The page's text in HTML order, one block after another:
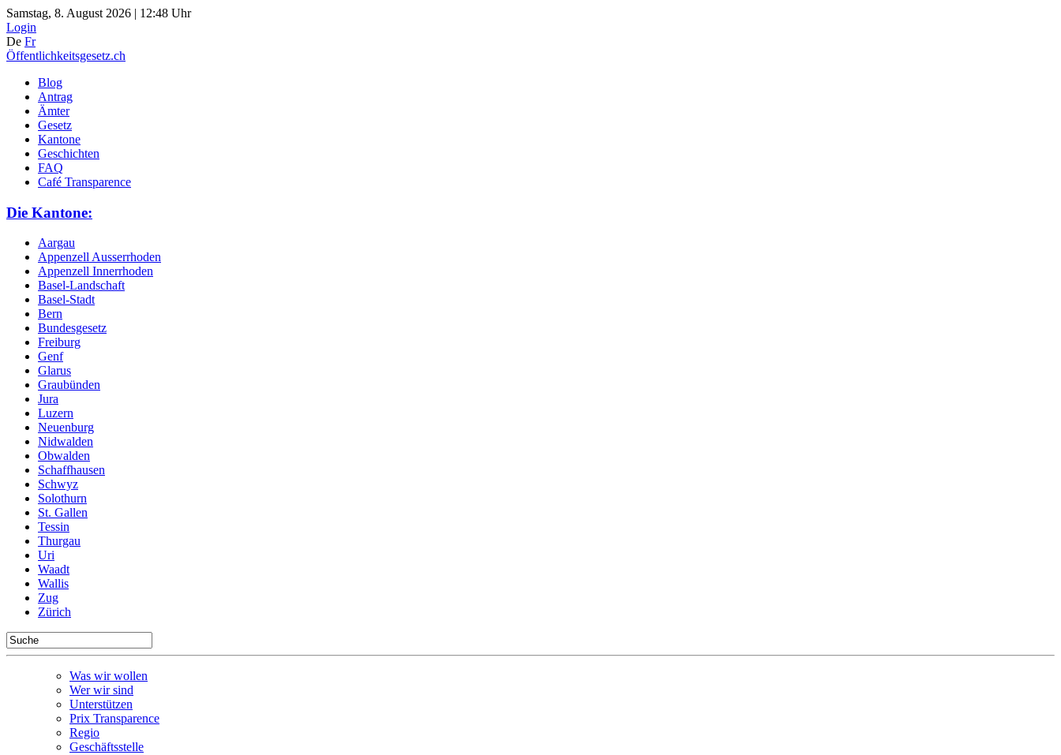
Samstag, 8. August 2026 | 12:48 Uhr
Login
De Fr
Öffentlichkeitsgesetz.ch
Blog
Antrag
Ämter
Gesetz
Kantone
Geschichten
FAQ
Café Transparence
Die Kantone:
Aargau
Appenzell Ausserrhoden
Appenzell Innerrhoden
Basel-Landschaft
Basel-Stadt
Bern
Bundesgesetz
Freiburg
Genf
Glarus
Graubünden
Jura
Luzern
Neuenburg
Nidwalden
Obwalden
Schaffhausen
Schwyz
Solothurn
St. Gallen
Tessin
Thurgau
Uri
Waadt
Wallis
Zug
Zürich
Was wir wollen
Wer wir sind
Unterstützen
Prix Transparence
Regio
Geschäftsstelle